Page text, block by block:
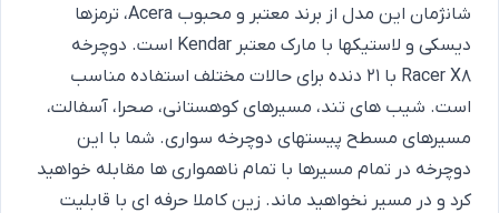
شانژمان این مدل از برند معتبر و محبوب Acera، ترمزها
دیسکی و لاستیکها با مارک معتبر Kendar است. دوچرخه
Racer X8 با 21 دنده برای حالات مختلف استفاده مناسب
است. شیب های تند، مسیرهای کوهستانی، صحرا، آسفالت،
مسیرهای مسطح پیستهای دوچرخه سواری. شما با این
دوچرخه در تمام مسیرها با تمام ناهمواری ها مقابله خواهید
کرد و در مسیر نخواهید ماند. زین کاملا حرفه ای با قابلیت